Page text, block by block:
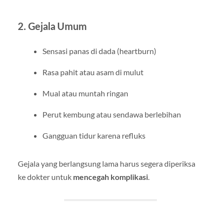
2. Gejala Umum
Sensasi panas di dada (heartburn)
Rasa pahit atau asam di mulut
Mual atau muntah ringan
Perut kembung atau sendawa berlebihan
Gangguan tidur karena refluks
Gejala yang berlangsung lama harus segera diperiksa
ke dokter untuk mencegah komplikasi.